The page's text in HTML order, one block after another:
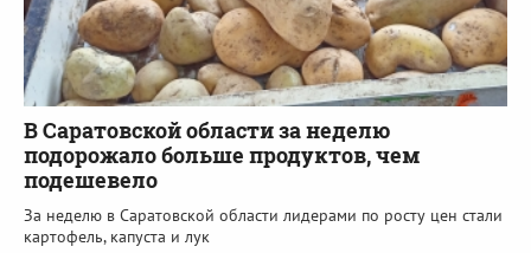
В Саратовской области за неделю
подорожало больше продуктов, чем
подешевело
За неделю в Саратовской области лидерами по росту цен стали
картофель, капуста и лук